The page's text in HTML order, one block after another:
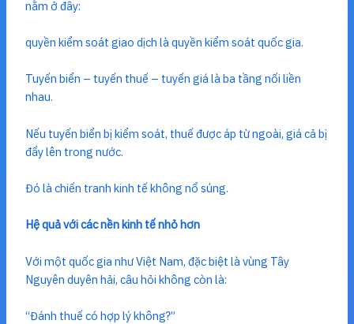
nằm ở đây:
quyền kiểm soát giao dịch là quyền kiểm soát quốc gia.
Tuyến biển – tuyến thuế – tuyến giá là ba tầng nối liền
nhau.
Nếu tuyến biển bị kiểm soát, thuế được áp từ ngoài, giá cả bị
đẩy lên trong nước.
Đó là chiến tranh kinh tế không nổ súng.
Hệ quả với các nền kinh tế nhỏ hơn
Với một quốc gia như Việt Nam, đặc biệt là vùng Tây
Nguyên duyên hải, câu hỏi không còn là:
“Đánh thuế có hợp lý không?”